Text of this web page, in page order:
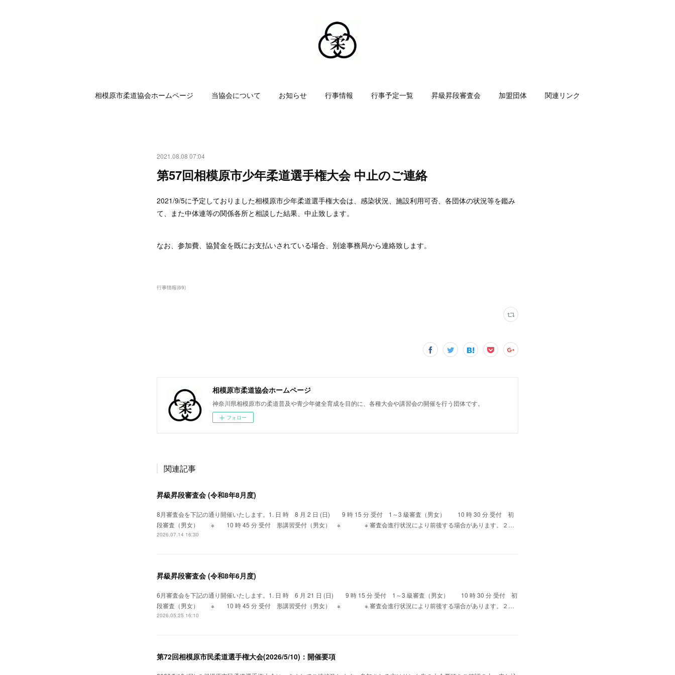
相模原市柔道協会ホームページ 当協会について お知らせ 行事情報 行事予定一覧 昇級昇段審査会 加盟団体 関連リンク
2021.08.08 07:04
第57回相模原市少年柔道選手権大会 中止のご連絡
2021/9/5に予定しておりました相模原市少年柔道選手権大会は、感染状況、施設利用可否、各団体の状況等を鑑み
て、また中体連等の関係各所と相談した結果、中止致します。
なお、参加費、協賛金を既にお支払いされている場合、別途事務局から連絡致します。
行事情報(69)
相模原市柔道協会ホームページ
神奈川県相模原市の柔道普及や青少年健全育成を目的に、各種大会や講習会の開催を行う団体です。
フォロー
関連記事
昇級昇段審査会 (令和8年8月度)
8月審査会を下記の通り開催いたします。1. 日 時 8 月 2 日 (日) 9 時 15 分 受付 1～3 級審査（男女） 10 時 30 分 受付 初
段審査（男女） ※ 10 時 45 分 受付 形講習受付（男女） ※ ※ 審査会進行状況により前後する場合があります。２…
2026.07.14 16:30
昇級昇段審査会 (令和8年6月度)
6月審査会を下記の通り開催いたします。1. 日 時 6 月 21 日 (日) 9 時 15 分 受付 1～3 級審査（男女） 10 時 30 分 受付 初
段審査（男女） ※ 10 時 45 分 受付 形講習受付（男女） ※ ※ 審査会進行状況により前後する場合があります。２…
2026.05.25 16:10
第72回相模原市民柔道選手権大会(2026/5/10)：開催要項